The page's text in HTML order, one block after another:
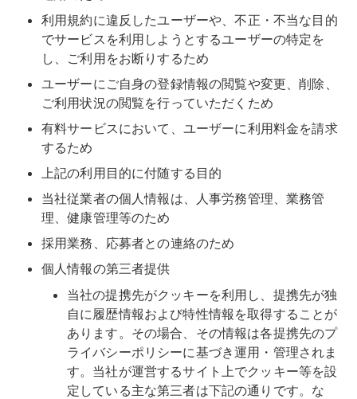
利用規約に違反したユーザーや、不正・不当な目的
でサービスを利用しようとするユーザーの特定を
し、ご利用をお断りするため
ユーザーにご自身の登録情報の閲覧や変更、削除、
ご利用状況の閲覧を行っていただくため
有料サービスにおいて、ユーザーに利用料金を請求
するため
上記の利用目的に付随する目的
当社従業者の個人情報は、人事労務管理、業務管
理、健康管理等のため
採用業務、応募者との連絡のため
個人情報の第三者提供
当社の提携先がクッキーを利用し、提携先が独
自に履歴情報および特性情報を取得することが
あります。その場合、その情報は各提携先のプ
ライバシーポリシーに基づき運用・管理されま
す。当社が運営するサイト上でクッキー等を設
定している主な第三者は下記の通りです。な